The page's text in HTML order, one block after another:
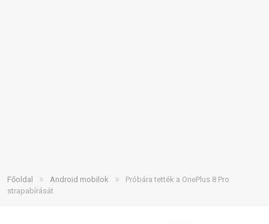
Főoldal » Android mobilok »
Próbára tették a OnePlus 8 Pro
strapabírását